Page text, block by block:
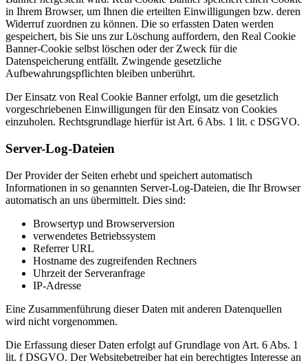
in Ihrem Browser, um Ihnen die erteilten Einwilligungen bzw. deren
Widerruf zuordnen zu können. Die so erfassten Daten werden
gespeichert, bis Sie uns zur Löschung auffordern, den Real Cookie
Banner-Cookie selbst löschen oder der Zweck für die
Datenspeicherung entfällt. Zwingende gesetzliche
Aufbewahrungspflichten bleiben unberührt.
Der Einsatz von Real Cookie Banner erfolgt, um die gesetzlich
vorgeschriebenen Einwilligungen für den Einsatz von Cookies
einzuholen. Rechtsgrundlage hierfür ist Art. 6 Abs. 1 lit. c DSGVO.
Server-Log-Dateien
Der Provider der Seiten erhebt und speichert automatisch
Informationen in so genannten Server-Log-Dateien, die Ihr Browser
automatisch an uns übermittelt. Dies sind:
Browsertyp und Browserversion
verwendetes Betriebssystem
Referrer URL
Hostname des zugreifenden Rechners
Uhrzeit der Serveranfrage
IP-Adresse
Eine Zusammenführung dieser Daten mit anderen Datenquellen
wird nicht vorgenommen.
Die Erfassung dieser Daten erfolgt auf Grundlage von Art. 6 Abs. 1
lit. f DSGVO. Der Websitebetreiber hat ein berechtigtes Interesse an